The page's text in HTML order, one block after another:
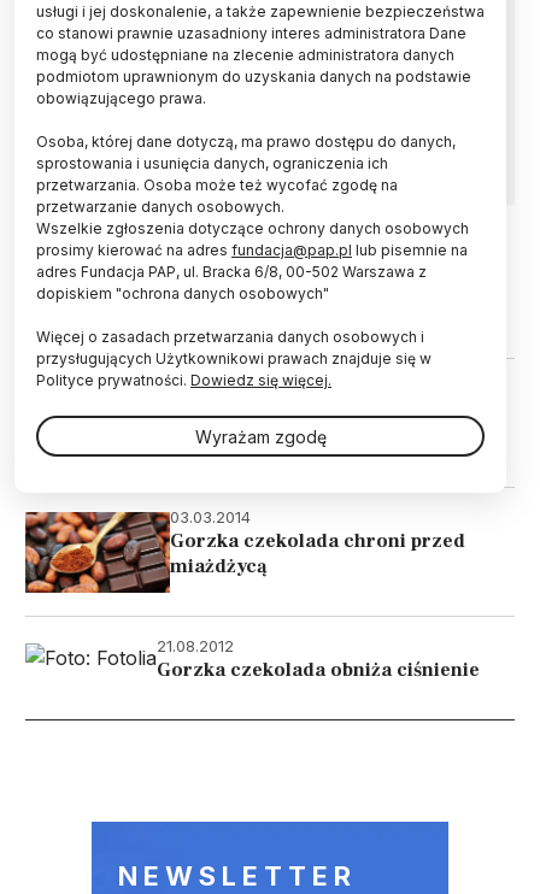
Codzienne spożywanie 30 gramów gorzkiej
czekolady o zawartości kakao 85 proc. może
poprawić nasz nastrój poprzez
restrukturyzację różnorodności i składu
mikrobiomu jelitowego - odkryli koreańscy
naukowcy.
ŚWIAT 29.09.2019
Gorzka czekolada jednak nie
16.05.2015
Gorzka czekolada poprawia
koncentrację
03.03.2014
Gorzka czekolada chroni przed
miażdżycą
21.08.2012
Gorzka czekolada obniża ciśnienie
NEWSLETTER
usługi i jej doskonalenie, a także zapewnienie bezpieczeństwa
co stanowi prawnie uzasadniony interes administratora Dane
mogą być udostępniane na zlecenie administratora danych
podmiotom uprawnionym do uzyskania danych na podstawie
obowiązującego prawa.
Osoba, której dane dotyczą, ma prawo dostępu do danych,
sprostowania i usunięcia danych, ograniczenia ich
przetwarzania. Osoba może też wycofać zgodę na
przetwarzanie danych osobowych.
Wszelkie zgłoszenia dotyczące ochrony danych osobowych
prosimy kierować na adres fundacja@pap.pl lub pisemnie na
adres Fundacja PAP, ul. Bracka 6/8, 00-502 Warszawa z
dopiskiem "ochrona danych osobowych"
Więcej o zasadach przetwarzania danych osobowych i
przysługujących Użytkownikowi prawach znajduje się w
Polityce prywatności. Dowiedz się więcej.
Wyrażam zgodę